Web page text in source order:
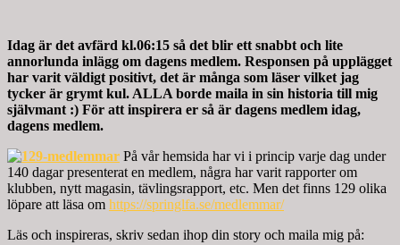
Idag är det avfärd kl.06:15 så det blir ett snabbt och lite
annorlunda inlägg om dagens medlem. Responsen på upplägget
har varit väldigt positivt, det är många som läser vilket jag
tycker är grymt kul. ALLA borde maila in sin historia till mig
självmant :) För att inspirera er så är dagens medlem idag,
dagens medlem.
På vår hemsida har vi i princip varje dag under
140 dagar presenterat en medlem, några har varit rapporter om
klubben, nytt magasin, tävlingsrapport, etc. Men det finns 129 olika
löpare att läsa om https://springlfa.se/medlemmar/
Läs och inspireras, skriv sedan ihop din story och maila mig på: